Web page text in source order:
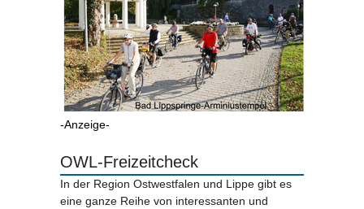
-Anzeige-
OWL-Freizeitcheck
In der Region Ostwestfalen und Lippe gibt es
eine ganze Reihe von interessanten und